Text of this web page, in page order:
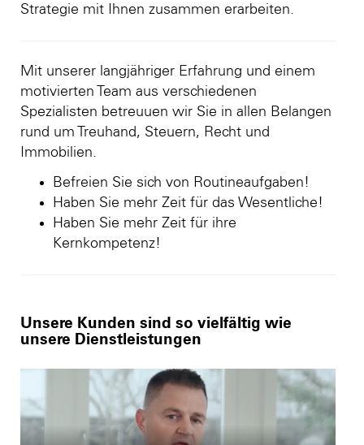
Strategie mit Ihnen zusammen erarbeiten.
Mit unserer langjähriger Erfahrung und einem
motivierten Team aus verschiedenen
Spezialisten betreuuen wir Sie in allen Belangen
rund um Treuhand, Steuern, Recht und
Immobilien.
Befreien Sie sich von Routineaufgaben!
Haben Sie mehr Zeit für das Wesentliche!
Haben Sie mehr Zeit für ihre
Kernkompetenz!
Unsere Kunden sind so vielfältig wie
unsere Dienstleistungen